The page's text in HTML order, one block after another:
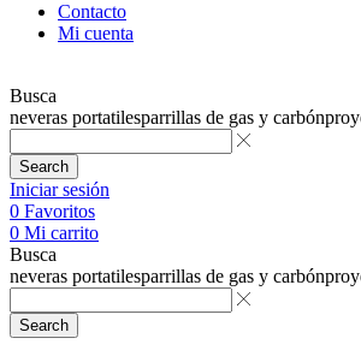
Contacto
Mi cuenta
Busca
neveras portatilesparrillas de gas y carbón
Search
Iniciar sesión
0 Favoritos
0 Mi carrito
Busca
neveras portatilesparrillas de gas y carbón
Search